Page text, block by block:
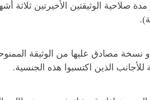
مدة صلاحية الوثيقتين الأخيرتين ثلاثة
نسخة مصادق عليها من الوثيقة
للأجانب الذين اكتسبوا هذه الجنسية.